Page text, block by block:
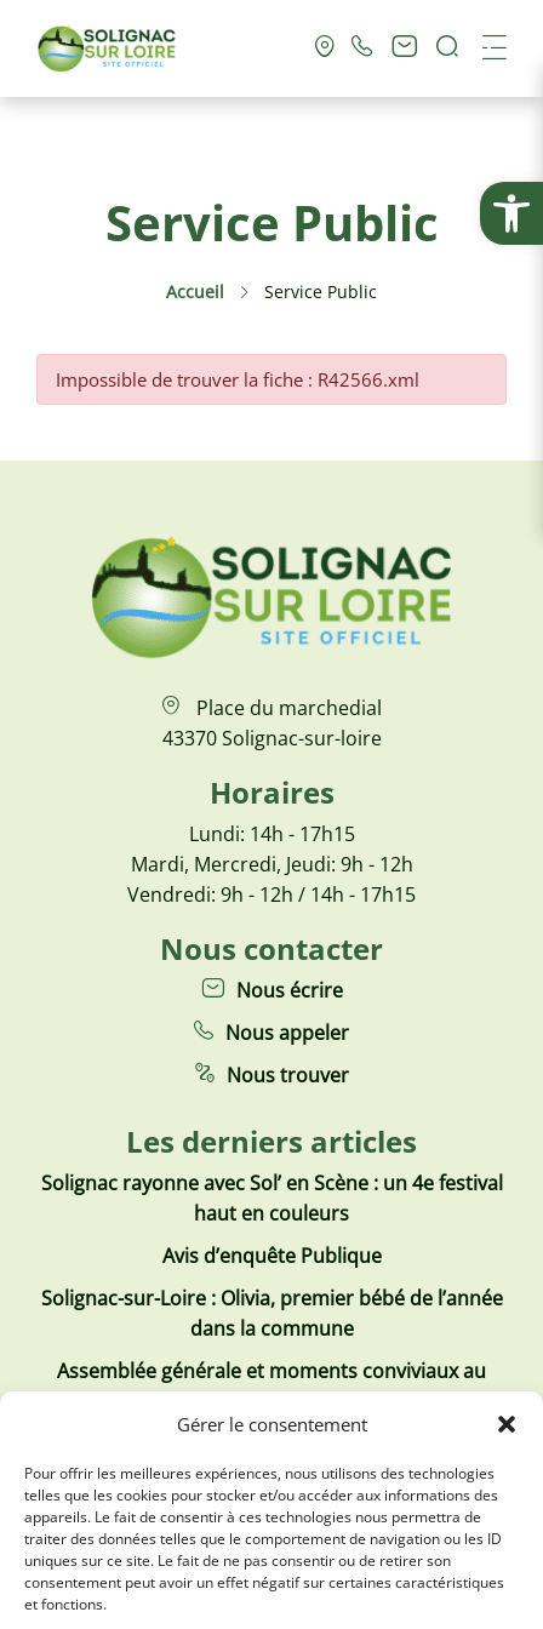
Ouvrir
Gérer le consentement
Pour offrir les meilleures expériences, nous utilisons des technologies
telles que les cookies pour stocker et/ou accéder aux informations des
appareils. Le fait de consentir à ces technologies nous permettra de
traiter des données telles que le comportement de navigation ou les ID
uniques sur ce site. Le fait de ne pas consentir ou de retirer son
consentement peut avoir un effet négatif sur certaines caractéristiques
et fonctions.
Vie Pratique
Culture & Loisirs
Tourisme
Service Public
Accueil Service Public
Impossible de trouver la fiche : R42566.xml
Place du marchedial
43370 Solignac-sur-loire
Horaires
Lundi: 14h - 17h15
Mardi, Mercredi, Jeudi: 9h - 12h
Vendredi: 9h - 12h / 14h - 17h15
Nous contacter
Nous écrire
Nous appeler
Nous trouver
Les derniers articles
Solignac rayonne avec Sol’ en Scène : un 4e festival
haut en couleurs
Avis d’enquête Publique
Solignac-sur-Loire : Olivia, premier bébé de l’année
dans la commune
Assemblée générale et moments conviviaux au
Les derniers comptes rendus
Conseil municipal 2 juillet 2026
Conseil Municipal du 30 avril 2026